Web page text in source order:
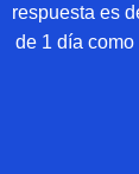
respuesta es
de 1 día